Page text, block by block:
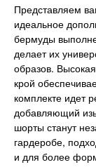
Представляем
идеальное
бермуды
делает их
образов.
крой
комплекте идет
добавляющий
шорты станут
гардеробе,
и для более